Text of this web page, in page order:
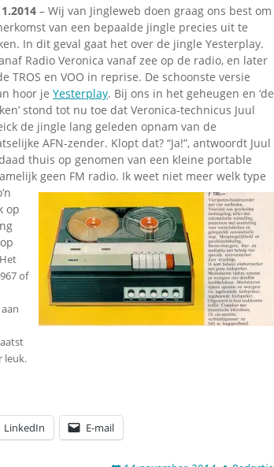
Maat 65
Maat interview
Awards
NIEUW
Klaas
Top Format in
pictures
Dik Voormekaar in
foto’s
– Wij van Jingleweb doen graag ons best om
van een bepaalde jingle precies uit te
In dit geval gaat het over de jingle Yesterplay.
Radio Veronica vanaf zee op de radio, en later
TROS en VOO in reprise. De schoonste versie
hoor je Yesterplay. Bij ons in het geheugen en ‘de
stond tot nu toe dat Veronica-technicus Juul
de jingle lang geleden opnam van de
AFN-zender. Klopt dat? “Ja!”, antwoordt Juul
thuis op genomen van een kleine portable
geen FM radio. Ik weet niet meer welk type
op
Het
of
leuk.
LinkedIn E-mail